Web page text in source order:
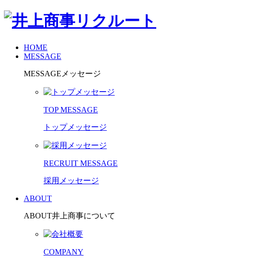
HOME
MESSAGE
MESSAGE メッセージ
TOP MESSAGE
トップメッセージ
RECRUIT MESSAGE
採用メッセージ
ABOUT
ABOUT井上商事について
COMPANY